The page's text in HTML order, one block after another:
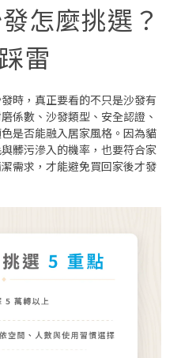
怎麼挑選？
雷
時，真正要看的不只是沙發有
係數、沙發類型、安全認證、
是否能融入居家風格。因為貓
髒污滲入的機率，也要符合家
需求，才能避免買回家後才發